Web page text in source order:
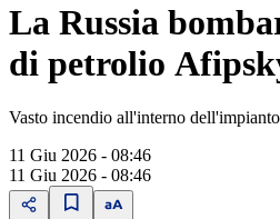
La Russia
di petrolio
Vasto incendio all'interno
11 Giu 2026 - 08:46
11 Giu 2026 - 08:46